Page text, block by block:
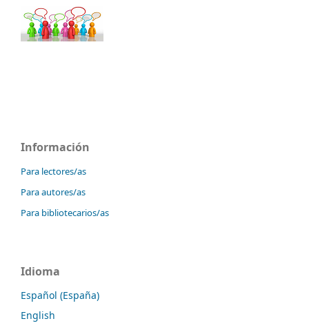
Información
Para lectores/as
Para autores/as
Para bibliotecarios/as
Idioma
Español (España)
English